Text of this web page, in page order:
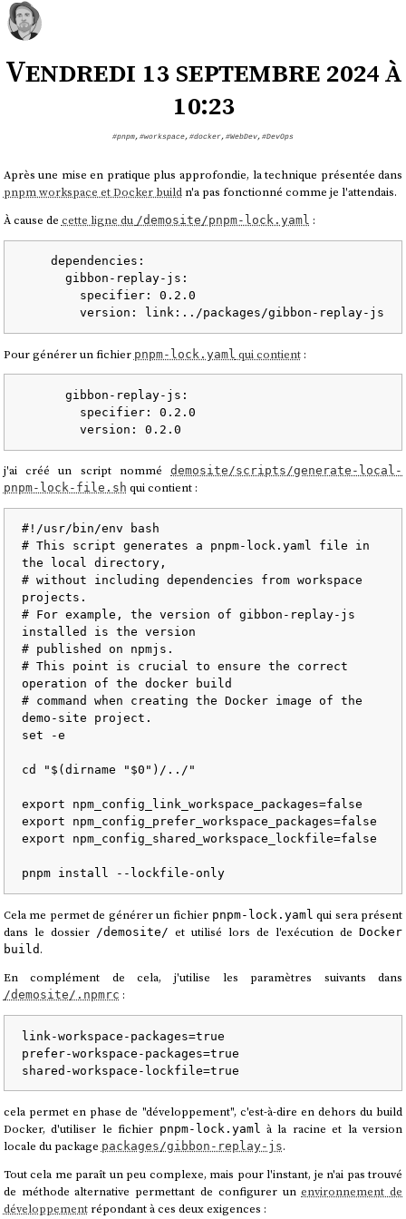
Vendredi 13 septembre 2024 à
10:23
#pnpm, #workspace, #docker, #WebDev, #DevOps
Après une mise en pratique plus approfondie, la technique présentée dans
pnpm workspace et Docker buildn'a pas fonctionné comme je l'attendais.
À cause de cette ligne du /demosite/pnpm-lock.yaml :
dependencies:
gibbon-replay-js:
specifier:
0.2 .0
version:
link:../packages/gibbon-replay-js
Pour générer un fichier pnpm-lock.yaml qui contient:
gibbon-replay-js:
specifier:
0.2 .0
version:
0.2 .0
j'ai créé un script nommédemosite/scripts/generate-local-
pnpm-lock-file.sh qui contient :
#!/usr/bin/env bash
# This script generates a pnpm-lock.yaml file in
the local directory,
# without including dependencies from workspace
projects.
# For example, the version of gibbon-replay-js
installed is the version
# published on npmjs.
# This point is crucial to ensure the correct
operation of the docker build
# command when creating the Docker image of the
demo-site project.
set -e
cd " $(dirname " $0 " ) /../"
export npm_config_link_workspace_packages=false
export npm_config_prefer_workspace_packages=false
export npm_config_shared_workspace_lockfile=false
pnpm install --lockfile-only
Cela me permet de générer un fichier pnpm-lock.yaml qui sera présent
dans le dossier /demosite/ et utilisé lors de l'exécution deDocker
build .
En complément de cela, j'utilise les paramètres suivants dans
/demosite/.npmrc :
link-workspace-packages=true
prefer-workspace-packages=true
cela permet en phase de "développement", c'est-à-dire en dehors du build
Docker, d'utiliser le fichier pnpm-lock.yaml à la racine et la version
locale du package packages/gibbon-replay-js.
Tout cela me paraît un peu complexe, mais pour l'instant, je n'ai pas trouvé
de méthode alternative permettant de configurer unenvironnement de
développementrépondant à ces deux exigences :